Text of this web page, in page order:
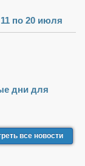
по 20 июля
дни для
все новости